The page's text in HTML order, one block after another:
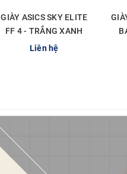
GIÀY ASICS SKY ELITE
FF 4 - TRẮNG XANH
MINT
Liên hệ